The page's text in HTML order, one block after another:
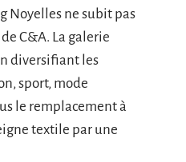
Noyelles ne subit pas
C&A. La galerie
diversifiant les
sport, mode
le remplacement à
textile par une